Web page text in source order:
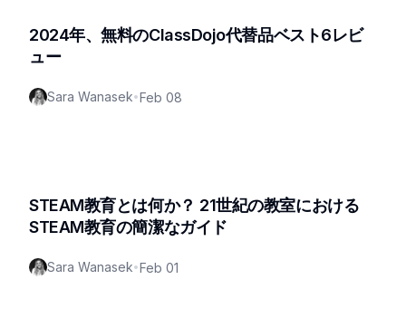
2024年、無料のClassDojo代替品ベスト6レビ
ュー
Sara Wanasek•Feb 08
STEAM教育とは何か？ 21世紀の教室における
STEAM教育の簡潔なガイド
Sara Wanasek•Feb 01